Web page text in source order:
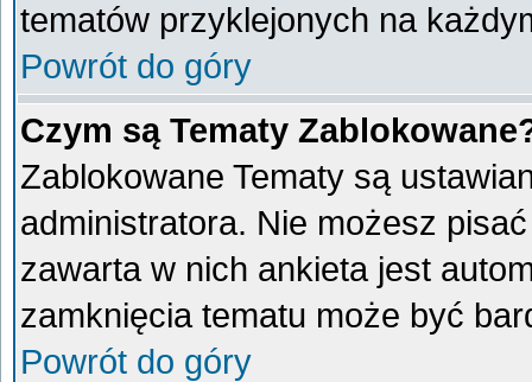
tematów przyklejonych na
Powrót do góry
Czym są Tematy
Zablokowane Tematy są
administratora. Nie możesz
zawarta w nich ankieta jest
zamknięcia tematu może być
Powrót do góry